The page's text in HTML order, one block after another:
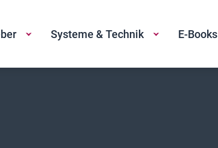
Systeme & Technik E-Books